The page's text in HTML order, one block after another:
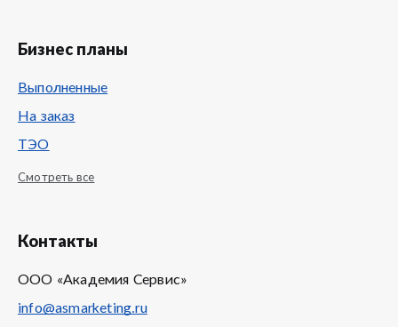
Бизнес планы
Выполненные
На заказ
ТЭО
Смотреть все
Контакты
ООО «Академия Сервис»
info@asmarketing.ru